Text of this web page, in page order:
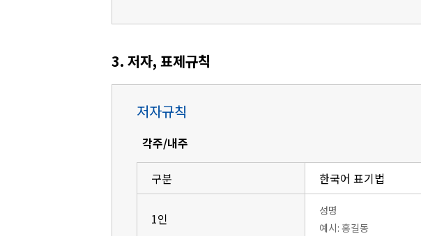
3. 저자, 표제규칙
저자규칙
각주/내주
구분 한국어 표기법
1인
성명
예시: 홍길동